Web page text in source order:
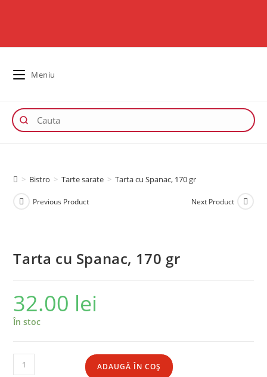
Meniu
> Bistro > Tarte sarate > Tarta cu Spanac, 170 gr
Previous Product Next Product
Tarta cu Spanac, 170 gr
32.00 lei
În stoc
ADAUGĂ ÎN COȘ